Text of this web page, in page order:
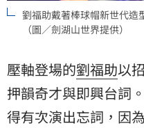
劉福助戴著棒球帽新世代造
（圖／劍湖山世界提供）
壓軸登場的劉福助以
押韻奇才與即興台詞
得有次演出忘詞，因